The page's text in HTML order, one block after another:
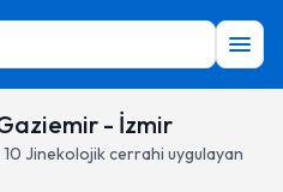
- İzmir
10 Jinekolojik cerrahi uygulayan